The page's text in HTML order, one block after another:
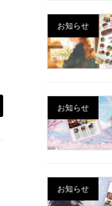
お知らせ
お知らせ
お知らせ